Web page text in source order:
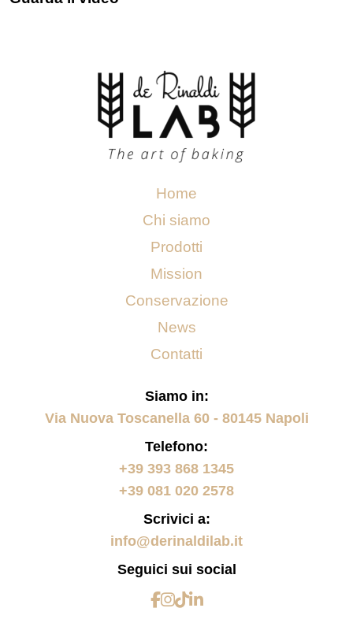
Home
Chi siamo
Prodotti
Mission
Conservazione
News
Contatti
Siamo in:
Via Nuova Toscanella 60 - 80145 Napoli
Telefono:
+39 393 868 1345
+39 081 020 2578
Scrivici a:
info@derinaldilab.it
Seguici sui social